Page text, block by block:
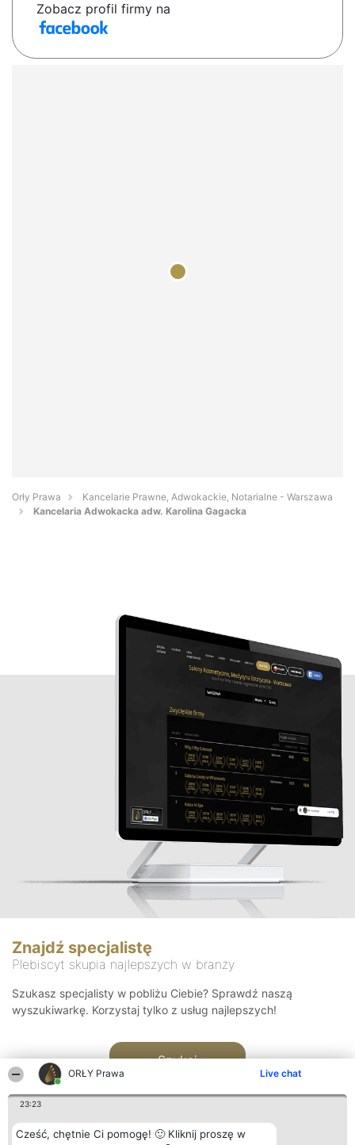
ORŁY Prawa Live chat
23:23
Cześć, chętnie Ci pomogę! 🙂 Kliknij proszę w
Zobacz profil firmy na
Orły Prawa
Kancelarie Prawne, Adwokackie, Notarialne - Warszawa
Kancelaria Adwokacka adw. Karolina Gagacka
Znajdź specjalistę
Plebiscyt skupia najlepszych w branży
Szukasz specjalisty w pobliżu Ciebie? Sprawdź naszą
wyszukiwarkę. Korzystaj tylko z usług najlepszych!
Szukaj